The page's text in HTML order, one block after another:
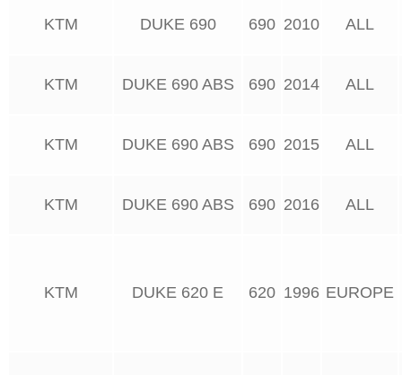
KTM DUKE 690 690 2010 ALL
KTM DUKE 690 ABS 690 2014 ALL
KTM DUKE 690 ABS 690 2015 ALL
KTM DUKE 690 ABS 690 2016 ALL
KTM DUKE 620 E 620 1996 EUROPE